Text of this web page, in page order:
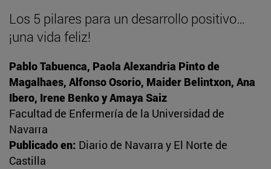
Los 5 pilares para un desarrollo positivo…
¡una vida feliz!
Pablo Tabuenca, Paola Alexandria Pinto de
Magalhaes, Alfonso Osorio, Maider Belintxon, Ana
Ibero, Irene Benko y Amaya Saiz
Facultad de Enfermería de la Universidad de
Navarra
Publicado en: Diario de Navarra y El Norte de
Castilla